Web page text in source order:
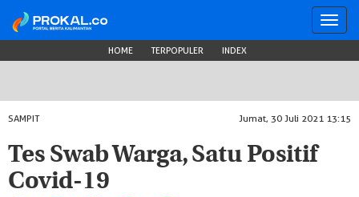
HOME TERPOPULER INDEX
SAMPIT Jumat, 30 Juli 2021 13:15
Tes Swab Warga, Satu Positif
Covid-19